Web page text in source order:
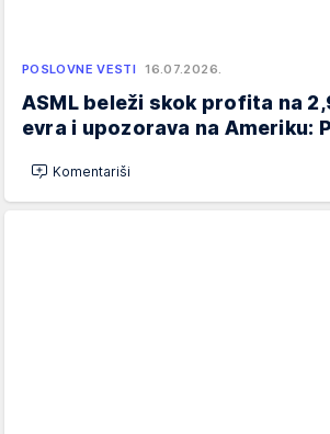
POSLOVNE VESTI 16.07.2026.
ASML beleži skok profita na
evra i upozorava na Ameriku:
Komentariši